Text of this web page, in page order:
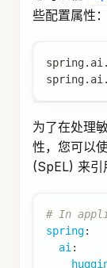
些配置属性：
为了在处理
性，您可以
(SpEL) 来引
# In
spring:
ai :